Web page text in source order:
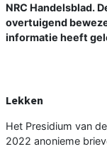
NRC Handelsblad.
overtuigend
informatie heeft
Lekken
Het Presidium van
2022 anonieme